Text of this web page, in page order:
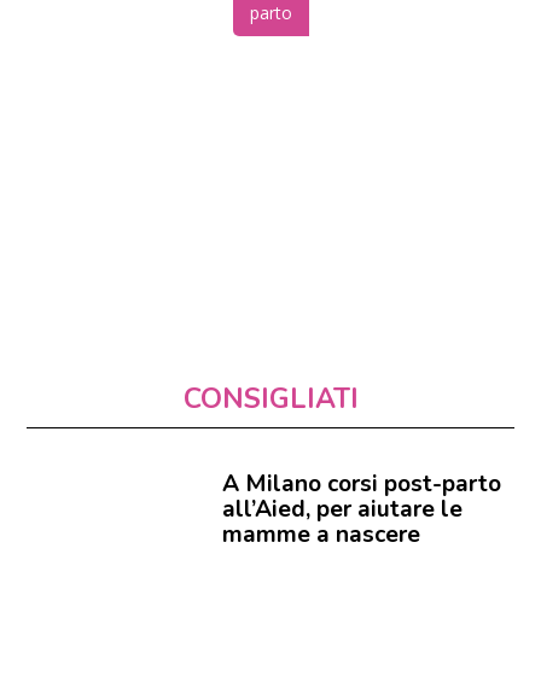
parto
CONSIGLIATI
A Milano corsi post-parto
all’Aied, per aiutare le
mamme a nascere